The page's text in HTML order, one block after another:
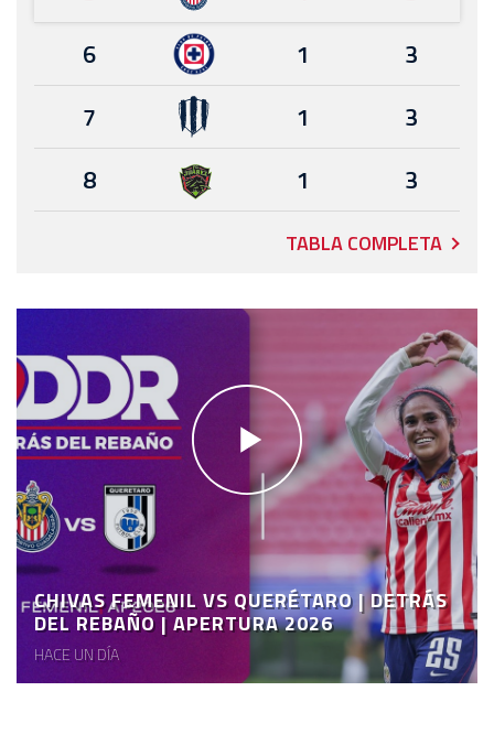
6
1
3
7
1
3
8
1 3
TABLA COMPLETA
CHIVAS FEMENIL VS QUERÉTARO | DETRÁS
DEL REBAÑO | APERTURA 2026
HACE UN DÍA